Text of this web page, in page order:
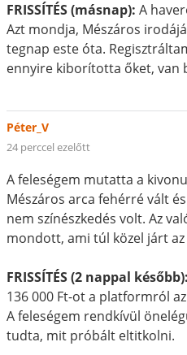
FRISSÍTÉS (másnap): A
Azt mondja, Mészáros
tegnap este óta.
ennyire kiborította őket, van
Péter_V
24 perccel ezelőtt
A feleségem mutatta a
Mészáros arca fehérré vált
nem színészkedés volt. Az
mondott, ami túl közel járt az
FRISSÍTÉS (2 nappal később):
136 000 Ft-ot a platformról
A feleségem rendkívül
tudta, mit próbált eltitkolni.